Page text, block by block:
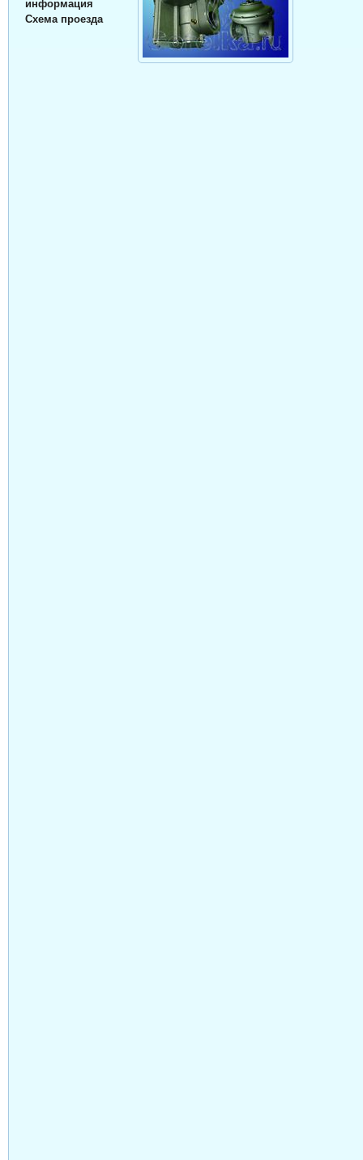
информация
Схема проезда